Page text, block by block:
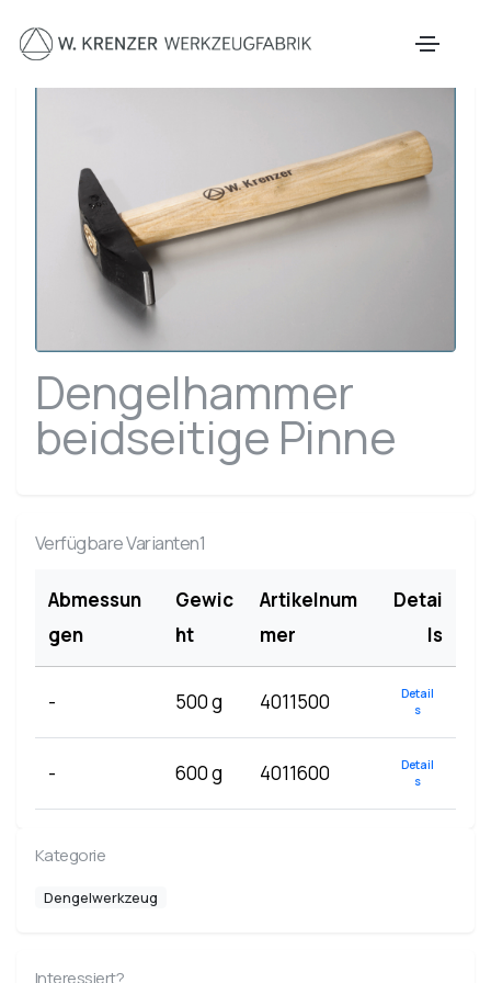
Dengelhammer
beidseitige Pinne
Verfügbare Varianten1
Abmessun
gen
Gewic
ht
Artikelnum
mer
Detai
ls
- 500 g 4011500
Detail
s
- 600 g 4011600
Detail
s
Kategorie
Dengelwerkzeug
Interessiert?